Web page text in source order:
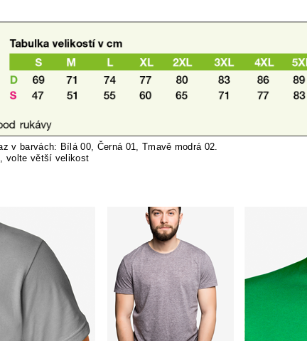
v barvách: Bílá 00, Černá 01, Tmavě modrá 02.
volte větší velikost